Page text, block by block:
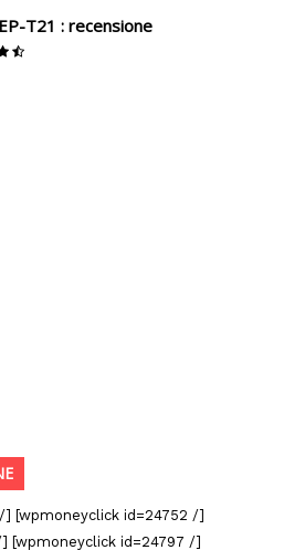
T21 : recensione
[wpmoneyclick id=24752 /]
[wpmoneyclick id=24797 /]